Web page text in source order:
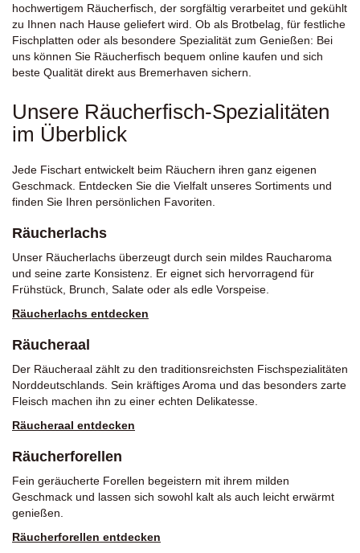
hochwertigem Räucherfisch, der sorgfältig verarbeitet und gekühlt
zu Ihnen nach Hause geliefert wird. Ob als Brotbelag, für festliche
Fischplatten oder als besondere Spezialität zum Genießen: Bei
uns können Sie Räucherfisch bequem online kaufen und sich
beste Qualität direkt aus Bremerhaven sichern.
Unsere Räucherfisch-Spezialitäten
im Überblick
Jede Fischart entwickelt beim Räuchern ihren ganz eigenen
Geschmack. Entdecken Sie die Vielfalt unseres Sortiments und
finden Sie Ihren persönlichen Favoriten.
Räucherlachs
Unser Räucherlachs überzeugt durch sein mildes Raucharoma
und seine zarte Konsistenz. Er eignet sich hervorragend für
Frühstück, Brunch, Salate oder als edle Vorspeise.
Räucherlachs entdecken
Räucheraal
Der Räucheraal zählt zu den traditionsreichsten Fischspezialitäten
Norddeutschlands. Sein kräftiges Aroma und das besonders zarte
Fleisch machen ihn zu einer echten Delikatesse.
Räucheraal entdecken
Räucherforellen
Fein geräucherte Forellen begeistern mit ihrem milden
Geschmack und lassen sich sowohl kalt als auch leicht erwärmt
genießen.
Räucherforellen entdecken